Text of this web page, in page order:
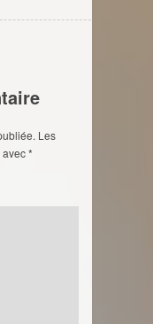
Les
*